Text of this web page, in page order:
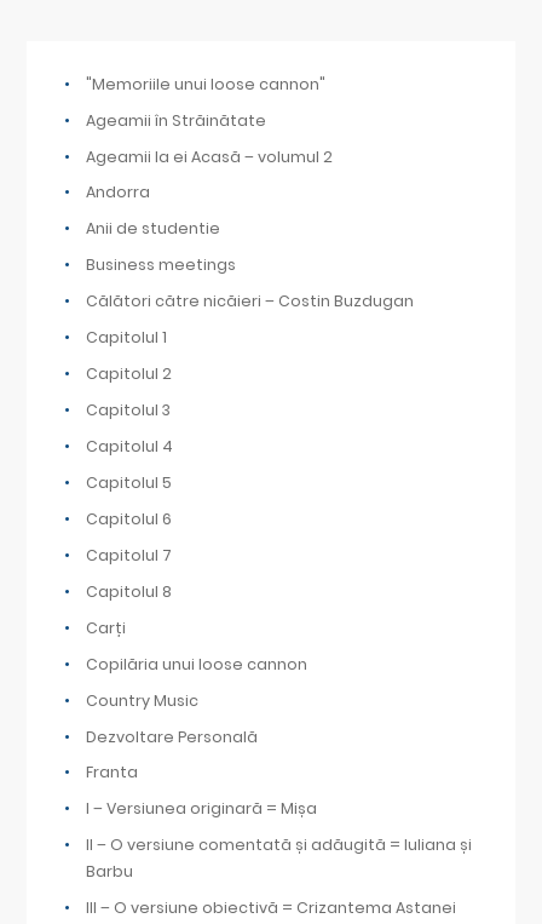
"Memoriile unui loose cannon"
Ageamii în Străinătate
Ageamii la ei Acasă – volumul 2
Andorra
Anii de studentie
Business meetings
Călători către nicăieri – Costin Buzdugan
Capitolul 1
Capitolul 2
Capitolul 3
Capitolul 4
Capitolul 5
Capitolul 6
Capitolul 7
Capitolul 8
Carți
Copilăria unui loose cannon
Country Music
Dezvoltare Personală
Franta
I – Versiunea originară = Mișa
II – O versiune comentată și adăugită = Iuliana și
Barbu
III – O versiune obiectivă = Crizantema Astanei